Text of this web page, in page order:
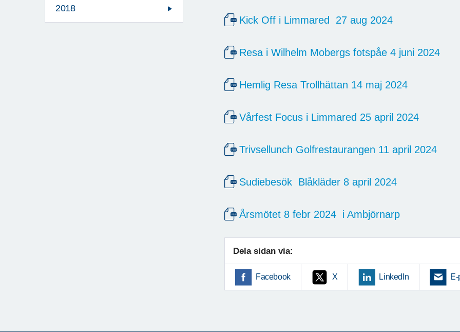
2018
Kick Off i Limmared 27 aug 2024
Resa i Wilhelm Mobergs fotspåe 4 juni 2024
Hemlig Resa Trollhättan 14 maj 2024
Vårfest Focus i Limmared 25 april 2024
Trivsellunch Golfrestaurangen 11 april 2024
Sudiebesök Blåkläder 8 april 2024
Årsmötet 8 febr 2024 i Ambjörnarp
Dela sidan via:
Facebook X LinkedIn